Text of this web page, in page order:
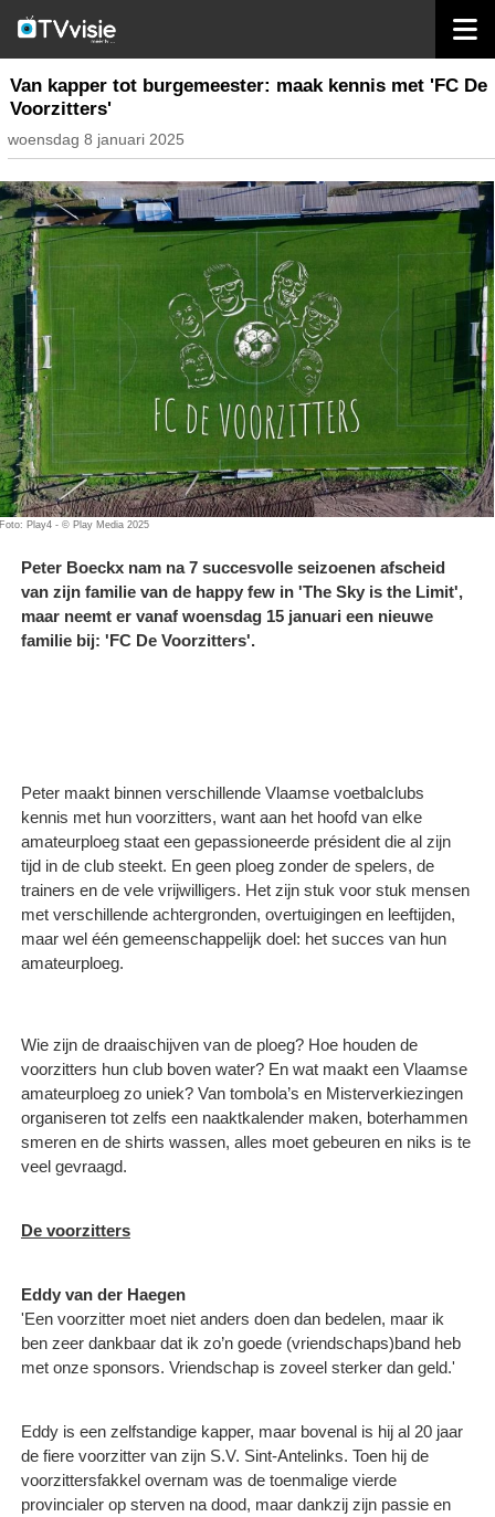
nieuws belgië
Van kapper tot burgemeester: maak kennis met 'FC De
Voorzitters'
woensdag 8 januari 2025
Foto: Play4 - © Play Media 2025
Peter Boeckx nam na 7 succesvolle seizoenen afscheid
van zijn familie van de happy few in 'The Sky is the Limit',
maar neemt er vanaf woensdag 15 januari een nieuwe
familie bij: 'FC De Voorzitters'.
Peter maakt binnen verschillende Vlaamse voetbalclubs
kennis met hun voorzitters, want aan het hoofd van elke
amateurploeg staat een gepassioneerde président die al zijn
tijd in de club steekt. En geen ploeg zonder de spelers, de
trainers en de vele vrijwilligers. Het zijn stuk voor stuk mensen
met verschillende achtergronden, overtuigingen en leeftijden,
maar wel één gemeenschappelijk doel: het succes van hun
amateurploeg. ​
Wie zijn de draaischijven van de ploeg? Hoe houden de
voorzitters hun club boven water? En wat maakt een Vlaamse
amateurploeg zo uniek? Van tombola’s en Misterverkiezingen
organiseren tot zelfs een naaktkalender maken, boterhammen
smeren en de shirts wassen, alles moet gebeuren en niks is te
veel gevraagd.
De voorzitters
Eddy van der Haegen
'Een voorzitter moet niet anders doen dan bedelen, maar ik
ben zeer dankbaar dat ik zo’n goede (vriendschaps)band heb
met onze sponsors. Vriendschap is zoveel sterker dan geld.'
Eddy is een zelfstandige kapper, maar bovenal is hij al 20 jaar
de fiere voorzitter van zijn S.V. Sint-Antelinks. Toen hij de
voorzittersfakkel overnam was de toenmalige vierde
provincialer op sterven na dood, maar dankzij zijn passie en